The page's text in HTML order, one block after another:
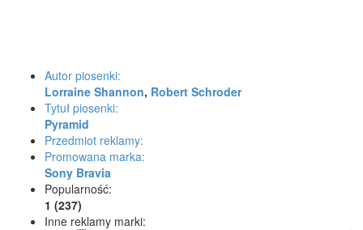
Autor piosenki:
Lorraine Shannon, Robert Schroder
Tytuł piosenki:
Pyramid
Przedmiot reklamy:
Promowana marka:
Sony Bravia
Popularność:
1 (237)
Inne reklamy marki: